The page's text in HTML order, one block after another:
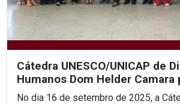
Cátedra UNESCO/UNICAP de
Humanos Dom Helder
Encontro Nacional das...
No dia 16 de setembro de 2025, a